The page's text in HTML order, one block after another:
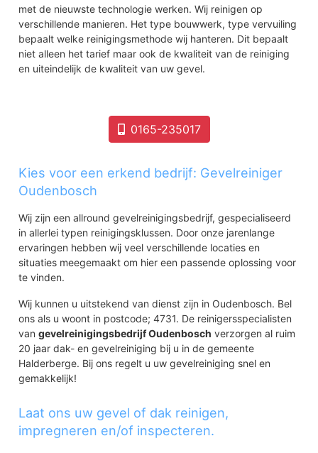
met de nieuwste technologie werken. Wij reinigen op
verschillende manieren. Het type bouwwerk, type vervuiling
bepaalt welke reinigingsmethode wij hanteren. Dit bepaalt
niet alleen het tarief maar ook de kwaliteit van de reiniging
en uiteindelijk de kwaliteit van uw gevel.
0165-235017
Kies voor een erkend bedrijf: Gevelreiniger
Oudenbosch
Wij zijn een allround gevelreinigingsbedrijf, gespecialiseerd
in allerlei typen reinigingsklussen. Door onze jarenlange
ervaringen hebben wij veel verschillende locaties en
situaties meegemaakt om hier een passende oplossing voor
te vinden.
Wij kunnen u uitstekend van dienst zijn in Oudenbosch. Bel
ons als u woont in postcode; 4731. De reinigersspecialisten
vangevelreinigingsbedrijf Oudenbosch verzorgen al ruim
20 jaar dak- en gevelreiniging bij u in de gemeente
Halderberge. Bij ons regelt u uw gevelreiniging snel en
gemakkelijk!
Laat ons uw gevel of dak reinigen,
impregneren en/of inspecteren.